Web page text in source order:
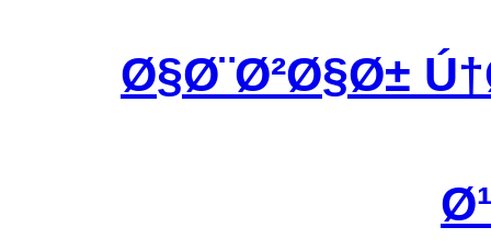
Ø§Ø¨Ø²Ø§Ø±